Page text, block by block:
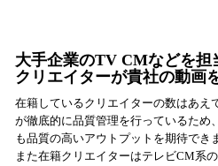
大手企業のTV CMなどを担
クリエイターが貴社の動画
在籍しているクリエイターの数はあえ
が徹底的に品質管理を行っているため
も品質の高いアウトプットを期待でき
また在籍クリエイターはテレビCM系